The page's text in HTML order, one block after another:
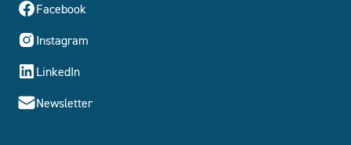
Facebook
Instagram
LinkedIn
Newsletter